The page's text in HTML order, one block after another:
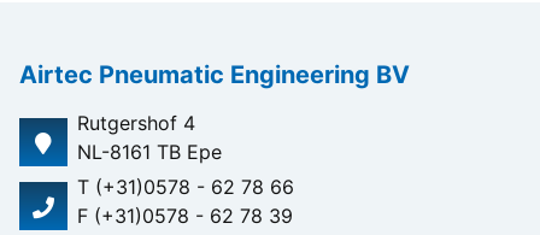
Airtec Pneumatic Engineering BV
Rutgershof 4
NL-8161 TB Epe
T (+31)0578 - 62 78 66
F (+31)0578 - 62 78 39